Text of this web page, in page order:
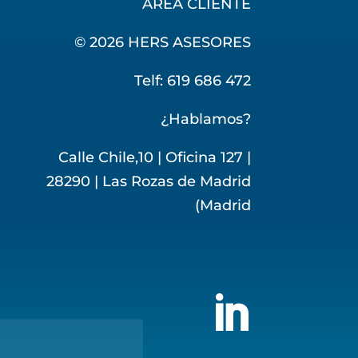
ÁREA CLIENTE
© 2026 HERS ASESORES
Telf: 619 686 472
¿Hablamos?
Calle Chile,10 | Oficina 127 |
28290 | Las Rozas de Madrid
(Madrid
